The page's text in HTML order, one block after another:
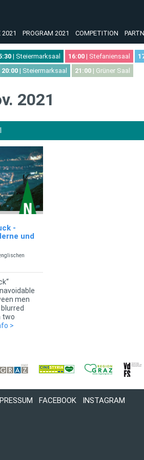
2021 PROGRAM 2021 COMPETITION
| Steiermarksaal 16:00 | Stefaniensaal
20:00 | Steiermarksaal 21:00 | Grüner Saal
2021
-
und
men
two
>
FACEBOOK INSTAGRAM